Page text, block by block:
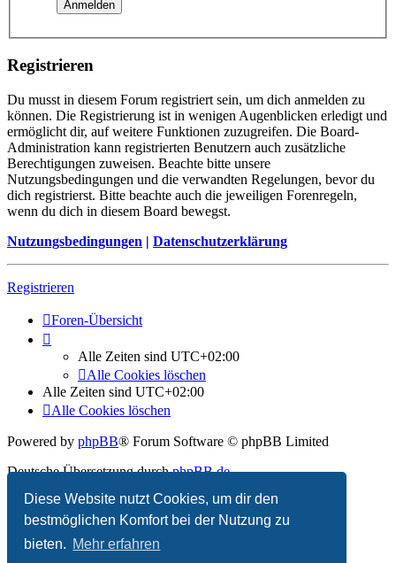
Diese Website nutzt Cookies, um dir den
bestmöglichen Komfort bei der Nutzung zu
bieten. Mehr erfahren
Registrieren
Du musst in diesem Forum registriert sein, um dich anmelden zu
können. Die Registrierung ist in wenigen Augenblicken erledigt und
ermöglicht dir, auf weitere Funktionen zuzugreifen. Die Board-
Administration kann registrierten Benutzern auch zusätzliche
Berechtigungen zuweisen. Beachte bitte unsere
Nutzungsbedingungen und die verwandten Regelungen, bevor du
dich registrierst. Bitte beachte auch die jeweiligen Forenregeln,
wenn du dich in diesem Board bewegst.
Nutzungsbedingungen | Datenschutzerklärung
Registrieren
Foren-Übersicht
Alle Zeiten sind UTC+02:00
Alle Cookies löschen
Alle Zeiten sind UTC+02:00
Alle Cookies löschen
Powered by phpBB® Forum Software © phpBB Limited
Deutsche Übersetzung durchphpBB.de
Datenschutz |Nutzungsbedingungen